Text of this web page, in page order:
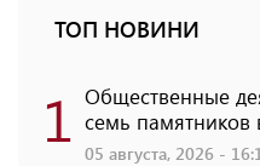
ТОП НОВИНИ
1 Общественные
семь памятников
05 августа, 2026 -